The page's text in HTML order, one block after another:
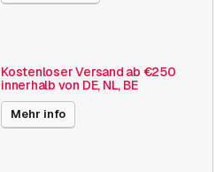
15W
180° - 360°
Kostenloser Versand ab €250
innerhalb von DE, NL, BE
Mehr info